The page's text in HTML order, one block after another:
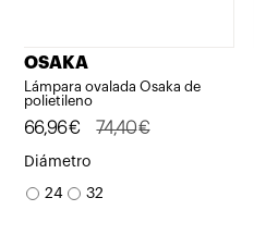
OSAKA
Lámpara ovalada Osaka de
polietileno
74,40€
El
precio
original
66,96€
El
precio
actual
Diámetro
24 32